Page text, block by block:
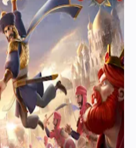
a href https blogger
AVvXsEgDYa3qcJ
s1414 9 png style margin left
of Empires border 0 data original
height 352 src https blogger
AVvXsEgDYa3qcJ